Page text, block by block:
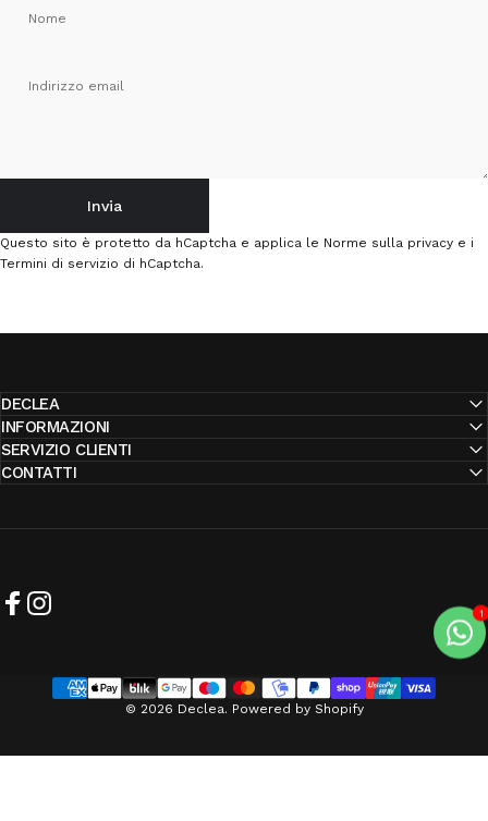
Nome
Indirizzo email
MessaggioInvia
Questo sito è protetto da hCaptcha e applica le Norme sulla privacy e i
Termini di servizio di hCaptcha.
DECLEA
INFORMAZIONI
SERVIZIO CLIENTI
CONTATTI
© 2026 Declea. Powered by Shopify